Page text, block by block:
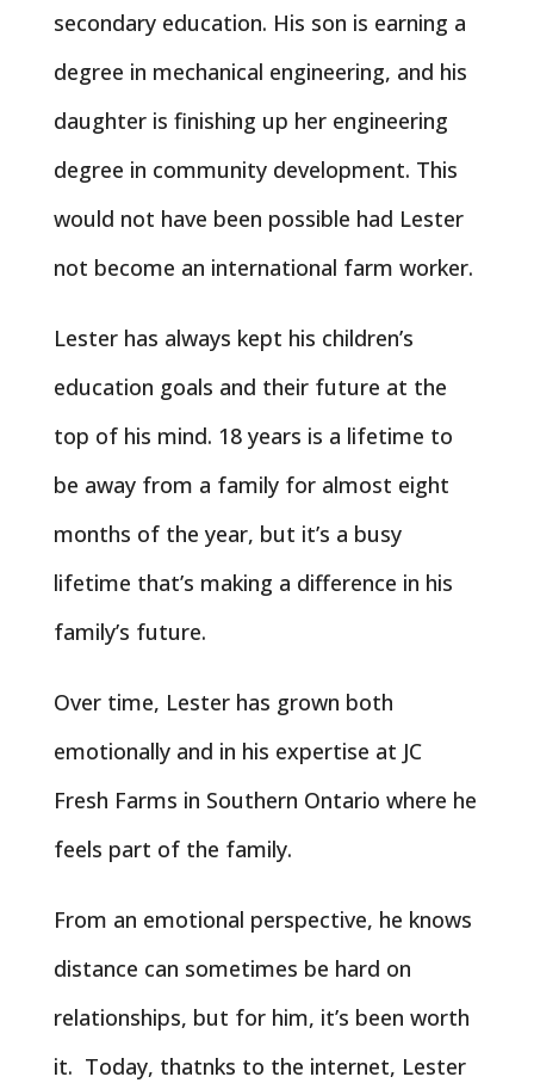
secondary education. His son is earning a
degree in mechanical engineering, and his
daughter is finishing up her engineering
degree in community development. This
would not have been possible had Lester
not become an international farm worker.
Lester has always kept his children’s
education goals and their future at the
top of his mind. 18 years is a lifetime to
be away from a family for almost eight
months of the year, but it’s a busy
lifetime that’s making a difference in his
family’s future.
Over time, Lester has grown both
emotionally and in his expertise at JC
Fresh Farms in Southern Ontario where he
feels part of the family.
From an emotional perspective, he knows
distance can sometimes be hard on
relationships, but for him, it’s been worth
it. Today, thatnks to the internet, Lester